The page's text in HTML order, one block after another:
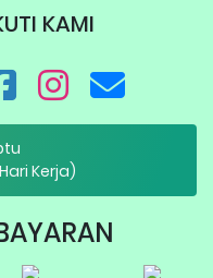
KAMI
Kerja)